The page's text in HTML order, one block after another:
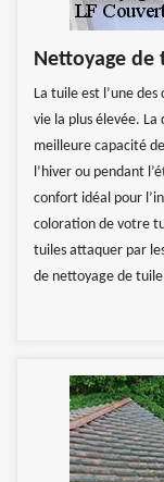
Nettoyage de
La tuile est l’une
vie la plus élevée.
meilleure capacité
l’hiver ou pendant
confort idéal pour
coloration de votre
tuiles attaquer par
de nettoyage de tuile